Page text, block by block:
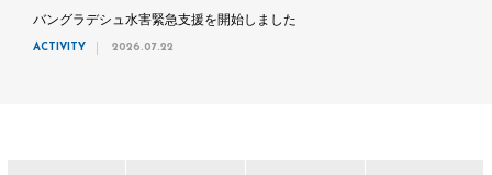
バングラデシュ水害緊急支援を開始しました
ACTIVITY 2026.07.22